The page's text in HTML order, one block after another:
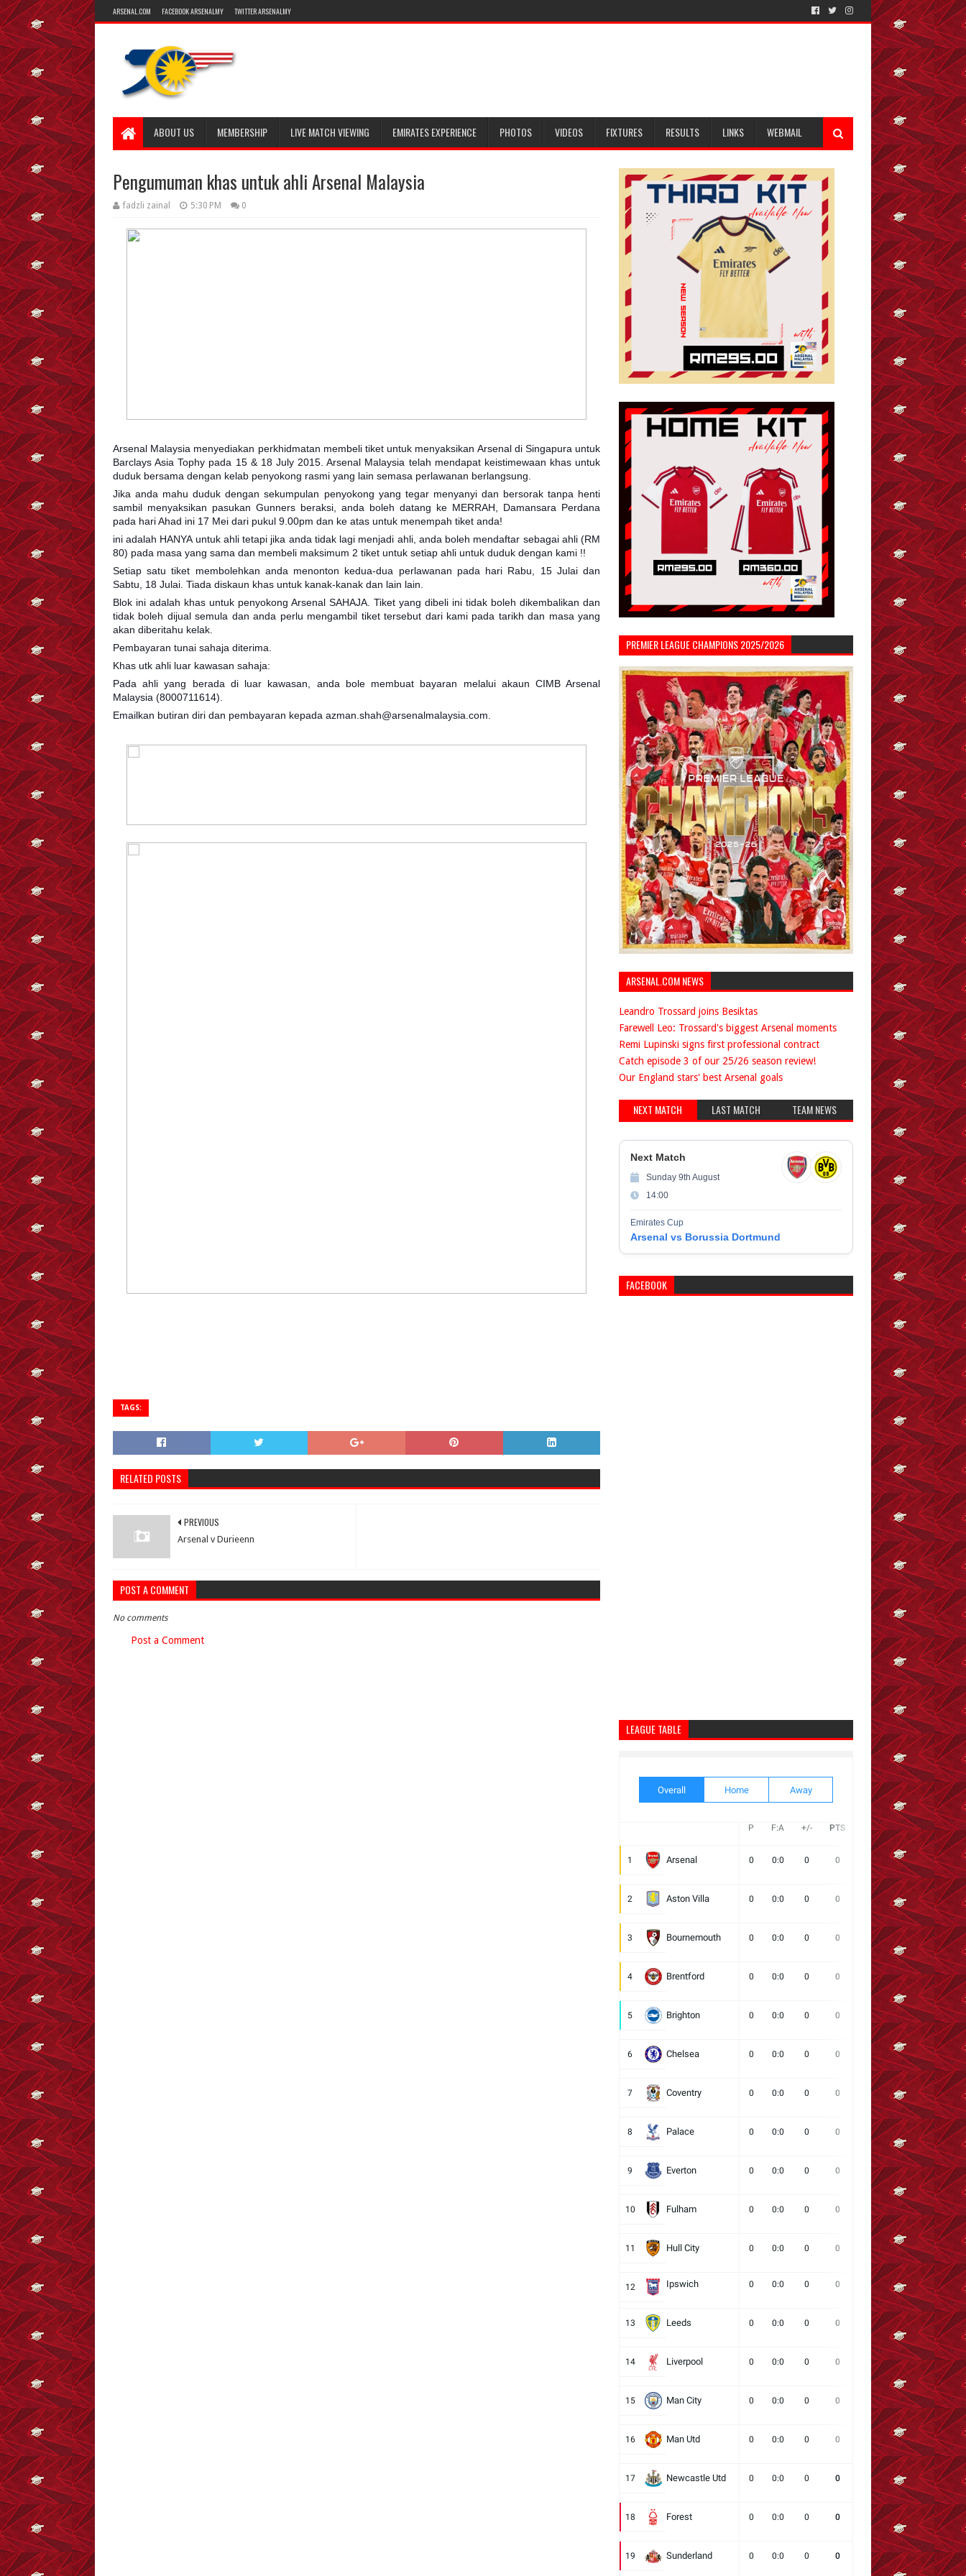
ARSENAL.COM FACEBOOK ARSENALMY TWITTER ARSENALMY
ABOUT US MEMBERSHIP LIVE MATCH VIEWING EMIRATES EXPERIENCE PHOTOS VIDEOS FIXTURES RESULTS LINKS WEBMAIL
Pengumuman khas untuk ahli Arsenal Malaysia
fadzli zainal 5:30 PM 0
Arsenal Malaysia menyediakan perkhidmatan membeli tiket untuk menyaksikan Arsenal di Singapura untuk
Barclays Asia Tophy pada 15 & 18 July 2015. Arsenal Malaysia telah mendapat keistimewaan khas untuk
duduk bersama dengan kelab penyokong rasmi yang lain semasa perlawanan berlangsung.
Jika anda mahu duduk dengan sekumpulan penyokong yang tegar menyanyi dan bersorak tanpa henti
sambil menyaksikan pasukan Gunners beraksi, anda boleh datang ke MERRAH, Damansara Perdana
pada hari Ahad ini 17 Mei dari pukul 9.00pm dan ke atas untuk menempah tiket anda!
ini adalah HANYA untuk ahli tetapi jika anda tidak lagi menjadi ahli, anda boleh mendaftar sebagai ahli (RM
80) pada masa yang sama dan membeli maksimum 2 tiket untuk setiap ahli untuk duduk dengan kami !!
Setiap satu tiket membolehkan anda menonton kedua-dua perlawanan pada hari Rabu, 15 Julai dan
Sabtu, 18 Julai. Tiada diskaun khas untuk kanak-kanak dan lain lain.
Blok ini adalah khas untuk penyokong Arsenal SAHAJA. Tiket yang dibeli ini tidak boleh dikembalikan dan
tidak boleh dijual semula dan anda perlu mengambil tiket tersebut dari kami pada tarikh dan masa yang
akan diberitahu kelak.
Pembayaran tunai sahaja diterima.
Khas utk ahli luar kawasan sahaja:
Pada ahli yang berada di luar kawasan, anda bole membuat bayaran melalui akaun CIMB Arsenal
Malaysia (8000711614).
Emailkan butiran diri dan pembayaran kepada azman.shah@arsenalmalaysia.com.
TAGS:
RELATED POSTS
PREVIOUS
Arsenal v Durieenn
POST A COMMENT
No comments
Post a Comment
PREMIER LEAGUE CHAMPIONS 2025/2026
ARSENAL.COM NEWS
Leandro Trossard joins Besiktas
Farewell Leo: Trossard's biggest Arsenal moments
Remi Lupinski signs first professional contract
Catch episode 3 of our 25/26 season review!
Our England stars' best Arsenal goals
NEXT MATCH LAST MATCH TEAM NEWS
Next Match
Sunday 9th August
14:00
Emirates Cup
Arsenal vs Borussia Dortmund
FACEBOOK
LEAGUE TABLE
Overall Home Away
P F:A +/- PTS D L Next
1 Arsenal 0 0:0 0 0 0 0
2 Aston Villa 0 0:0 0 0 0 0
3 Bournemouth 0 0:0 0 0 0 0
4 Brentford 0 0:0 0 0 0 0
5 Brighton 0 0:0 0 0 0 0
6 Chelsea 0 0:0 0 0 0 0
7 Coventry 0 0:0 0 0 0 0
8 Palace 0 0:0 0 0 0 0
9 Everton 0 0:0 0 0 0 0
10 Fulham 0 0:0 0 0 0 0
11 Hull City 0 0:0 0 0 0 0
12 Ipswich 0 0:0 0 0 0 0
13 Leeds 0 0:0 0 0 0 0
14 Liverpool 0 0:0 0 0 0 0
15 Man City 0 0:0 0 0 0 0
16 Man Utd 0 0:0 0 0 0 0
17 Newcastle Utd 0 0:0 0 0 0 0
18 Forest 0 0:0 0 0 0 0
19 Sunderland 0 0:0 0 0 0 0